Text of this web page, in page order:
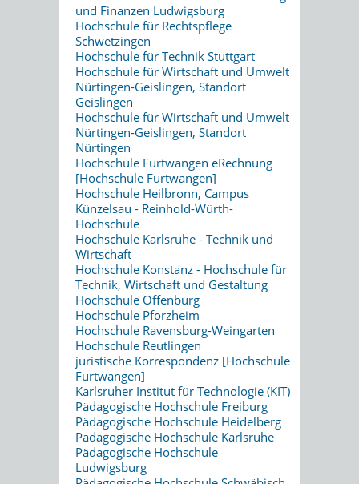
und Finanzen Ludwigsburg
Hochschule für Rechtspflege
Schwetzingen
Hochschule für Technik Stuttgart
Hochschule für Wirtschaft und Umwelt
Nürtingen-Geislingen, Standort
Geislingen
Hochschule für Wirtschaft und Umwelt
Nürtingen-Geislingen, Standort
Nürtingen
Hochschule Furtwangen eRechnung
[Hochschule Furtwangen]
Hochschule Heilbronn, Campus
Künzelsau - Reinhold-Würth-
Hochschule
Hochschule Karlsruhe - Technik und
Wirtschaft
Hochschule Konstanz - Hochschule für
Technik, Wirtschaft und Gestaltung
Hochschule Offenburg
Hochschule Pforzheim
Hochschule Ravensburg-Weingarten
Hochschule Reutlingen
juristische Korrespondenz [Hochschule
Furtwangen]
Karlsruher Institut für Technologie (KIT)
Pädagogische Hochschule Freiburg
Pädagogische Hochschule Heidelberg
Pädagogische Hochschule Karlsruhe
Pädagogische Hochschule
Ludwigsburg